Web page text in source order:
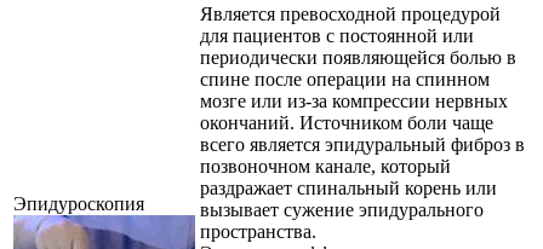
Эпидуроскопия
Является превосходной процедурой
для пациентов с постоянной или
периодически появляющейся болью в
спине после операции на спинном
мозге или из-за компрессии нервных
окончаний. Источником боли чаще
всего является эпидуральный фиброз в
позвоночном канале, который
раздражает спинальный корень или
вызывает сужение эпидурального
пространства.